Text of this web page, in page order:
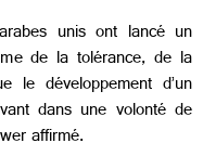
unis ont lancé un
de la tolérance, de la
le développement d’un
dans une volonté de
affirmé.